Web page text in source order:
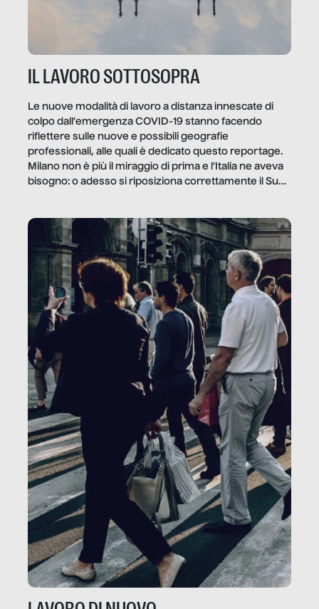
IL LAVORO SOTTOSOPRA
Le nuove modalità di lavoro a distanza innescate di
colpo dall’emergenza COVID-19 stanno facendo
riflettere sulle nuove e possibili geografie
professionali, alle quali è dedicato questo reportage.
Milano non è più il miraggio di prima e l’Italia ne aveva
bisogno: o adesso si riposiziona correttamente il Sud